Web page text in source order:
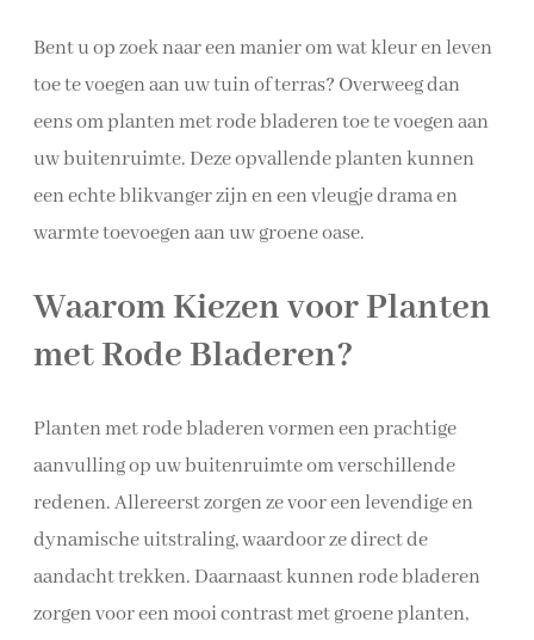
Bent u op zoek naar een manier om wat kleur en leven
toe te voegen aan uw tuin of terras? Overweeg dan
eens om planten met rode bladeren toe te voegen aan
uw buitenruimte. Deze opvallende planten kunnen
een echte blikvanger zijn en een vleugje drama en
warmte toevoegen aan uw groene oase.
Waarom Kiezen voor Planten
met Rode Bladeren?
Planten met rode bladeren vormen een prachtige
aanvulling op uw buitenruimte om verschillende
redenen. Allereerst zorgen ze voor een levendige en
dynamische uitstraling, waardoor ze direct de
aandacht trekken. Daarnaast kunnen rode bladeren
zorgen voor een mooi contrast met groene planten,